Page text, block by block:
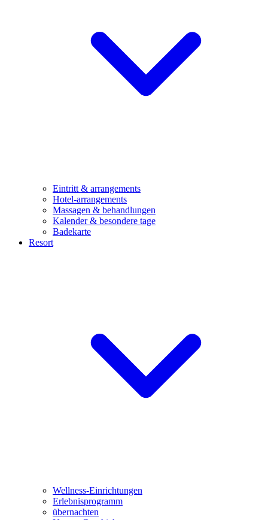
Eintritt & arrangements
Hotel-arrangements
Massagen & behandlungen
Kalender & besondere tage
Badekarte
Resort
Wellness-Einrichtungen
Erlebnisprogramm
übernachten